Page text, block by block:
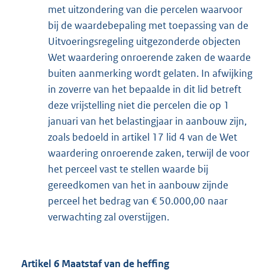
met uitzondering van die percelen waarvoor
bij de waardebepaling met toepassing van de
Uitvoeringsregeling uitgezonderde objecten
Wet waardering onroerende zaken de waarde
buiten aanmerking wordt gelaten. In afwijking
in zoverre van het bepaalde in dit lid betreft
deze vrijstelling niet die percelen die op 1
januari van het belastingjaar in aanbouw zijn,
zoals bedoeld in artikel 17 lid 4 van de Wet
waardering onroerende zaken, terwijl de voor
het perceel vast te stellen waarde bij
gereedkomen van het in aanbouw zijnde
perceel het bedrag van € 50.000,00 naar
verwachting zal overstijgen.
Artikel 6 Maatstaf van de heffing